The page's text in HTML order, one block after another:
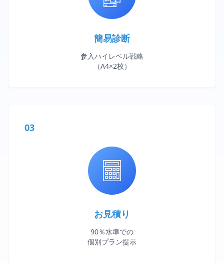
簡易診断
参入ハイレベル戦略
（A4×2枚）
03
お見積り
90％水準での
個別プラン提示